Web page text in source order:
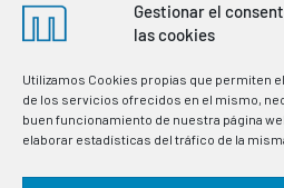
Gestionar el
las cookies
Utilizamos Cookies propias que permiten
de los servicios ofrecidos en el mismo,
buen funcionamiento de nuestra página
elaborar estadísticas del tráfico de la
Fabricación de termostatos e